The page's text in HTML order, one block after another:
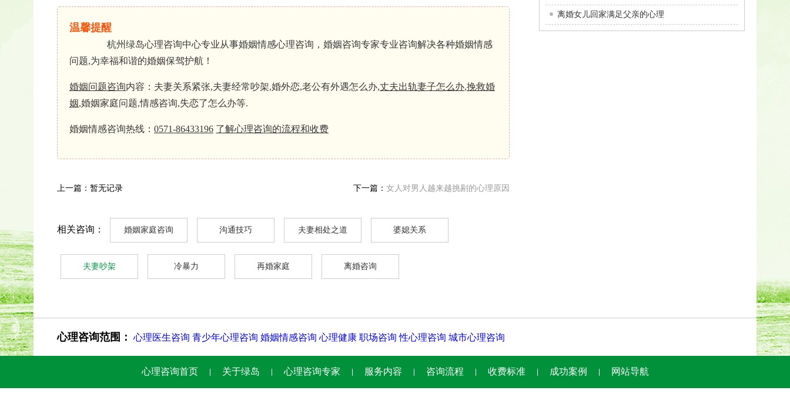
温馨提醒
杭州绿岛心理咨询中心专业从事婚姻情感心理咨询，婚姻咨询专家专业咨询解决各种婚姻情感
问题,为幸福和谐的婚姻保驾护航！
婚姻问题咨询内容：夫妻关系紧张,夫妻经常吵架,婚外恋,老公有外遇怎么办,丈夫出轨妻子怎么办,挽救婚
姻,婚姻家庭问题,情感咨询,失恋了怎么办等.
婚姻情感咨询热线： 0571-86433196 了解心理咨询的流程和收费
上一篇：暂无记录 下一篇： 女人对男人越来越挑剔的心理原因
相关咨询： 婚姻家庭咨询 沟通技巧 夫妻相处之道 婆媳关系
夫妻吵架 冷暴力 再婚家庭 离婚咨询
离婚女儿回家满足父亲的心理
心理咨询范围： 心理医生咨询 青少年心理咨询 婚姻情感咨询 心理健康 职场咨询 性心理咨询 城市心理咨询
心理咨询首页 关于绿岛 心理咨询专家 服务内容 咨询流程 收费标准 成功案例 网站导航